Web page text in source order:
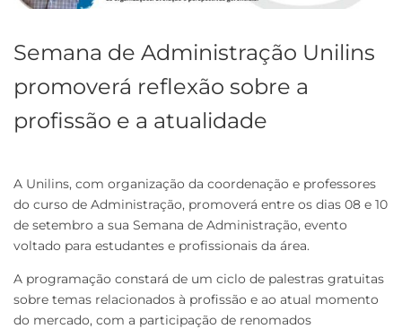
Semana de Administração Unilins
promoverá reflexão sobre a
profissão e a atualidade
A Unilins, com organização da coordenação e professores
do curso de Administração, promoverá entre os dias 08 e 10
de setembro a sua Semana de Administração, evento
voltado para estudantes e profissionais da área.
A programação constará de um ciclo de palestras gratuitas
sobre temas relacionados à profissão e ao atual momento
do mercado, com a participação de renomados